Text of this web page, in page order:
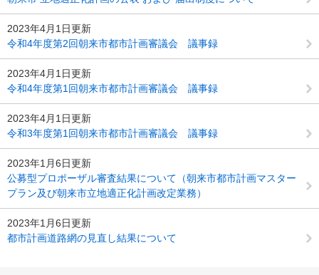
2023年4月1日更新
令和4年度第2回朝来市都市計画審議会 議事録
2023年4月1日更新
令和4年度第1回朝来市都市計画審議会 議事録
2023年4月1日更新
令和3年度第1回朝来市都市計画審議会 議事録
2023年1月6日更新
公募型プロポーザル審査結果について（朝来市都市計画マスター
プラン及び朝来市立地適正化計画改定業務）
2023年1月6日更新
都市計画道路網の見直し結果について